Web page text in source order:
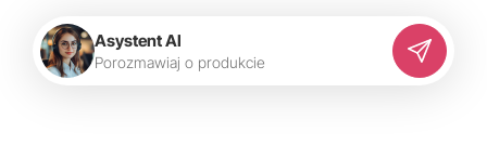
Asystent AI
Porozmawiaj o produkcie